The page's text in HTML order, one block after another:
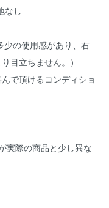
し
少の使用感があり、右
目立ちません。）
で頂けるコンディショ
実際の商品と少し異な